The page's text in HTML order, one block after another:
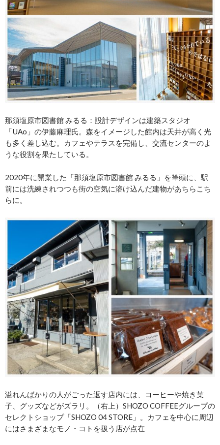
那須塩原市図書館 みるる：設計デザインは建築スタジオ
「UAo」の伊藤麻理氏。森をイメージした館内は天井が高く光
も多く差し込む。カフェやテラスを完備し、交流センターのよ
うな役割を果たしている。
2020年に開業した「那須塩原市図書館 みるる」を筆頭に、駅
前には洗練されつつも街の空気に溶け込んだ建物があちらこち
らに。
溢れんばかりの人がごった返す店内には、コーヒーや焼き菓
子、グッズなどがズラリ。（右上）SHOZO COFFEEグループの
セレクトショップ「SHOZO 04 STORE」。カフェを中心に周辺
にはさまざまなモノ・コトを扱う店が点在